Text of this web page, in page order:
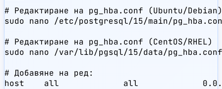
# Редактиране на pg_hba.conf (Ubuntu/Debian)
sudo nano /etc/postgresql/15/main/
# Редактиране на pg_hba.conf (CentOS/RHEL)
sudo nano /var/lib/pgsql/15/data/pg_hba.conf
# Добавяне на ред:
host    all             all